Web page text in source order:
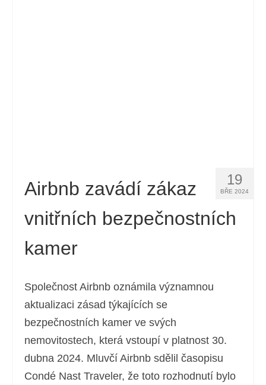
19
BŘE 2024
Airbnb zavádí zákaz
vnitřních bezpečnostních
kamer
Společnost Airbnb oznámila významnou
aktualizaci zásad týkajících se
bezpečnostních kamer ve svých
nemovitostech, která vstoupí v platnost 30.
dubna 2024. Mluvčí Airbnb sdělil časopisu
Condé Nast Traveler, že toto rozhodnutí bylo